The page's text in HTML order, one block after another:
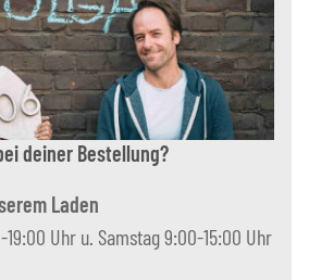
deiner Bestellung?
Laden
Uhr u. Samstag 9:00-15:00 Uhr